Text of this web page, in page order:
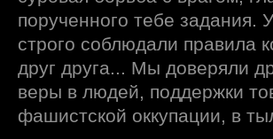
порученного тебе задания.
строго соблюдали правила
друг друга... Мы доверяли
веры в людей, поддержки
фашистской оккупации, в